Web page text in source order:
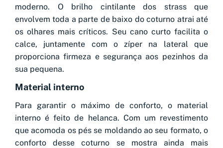
moderno. O brilho cintilante dos strass que
envolvem toda a parte de baixo do coturno atrai até
os olhares mais críticos. Seu cano curto facilita o
calce, juntamente com o zíper na lateral que
proporciona firmeza e segurança aos pezinhos da
sua pequena.
Material interno
Para garantir o máximo de conforto, o material
interno é feito de helanca. Com um revestimento
que acomoda os pés se moldando ao seu formato, o
conforto desse coturno se mostra ainda mais